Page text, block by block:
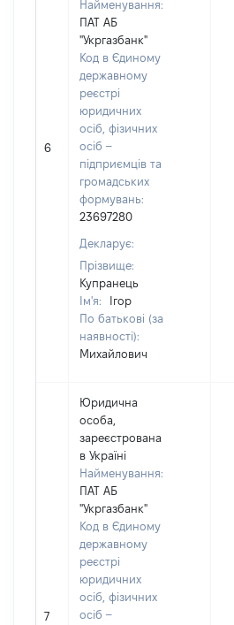
6
Найменування:
ПАТ АБ
"Укргазбанк"
Код в Єдиному
державному
реєстрі
юридичних
осіб, фізичних
осіб –
підприємців та
громадських
формувань:
23697280
Декларує:
Прізвище:
Купранець
Ім'я:
Ігор
По батькові (за
наявності):
Михайлович
7
Юридична
особа,
зареєстрована
в Україні
Найменування:
ПАТ АБ
"Укргазбанк"
Код в Єдиному
державному
реєстрі
юридичних
осіб, фізичних
осіб –